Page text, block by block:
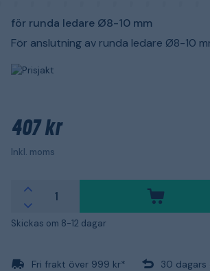
för runda ledare Ø8-10 mm
För anslutning av runda ledare Ø8-10
407 kr
Inkl. moms
Skickas om 8-12 dagar
Fri frakt över 999 kr* 30